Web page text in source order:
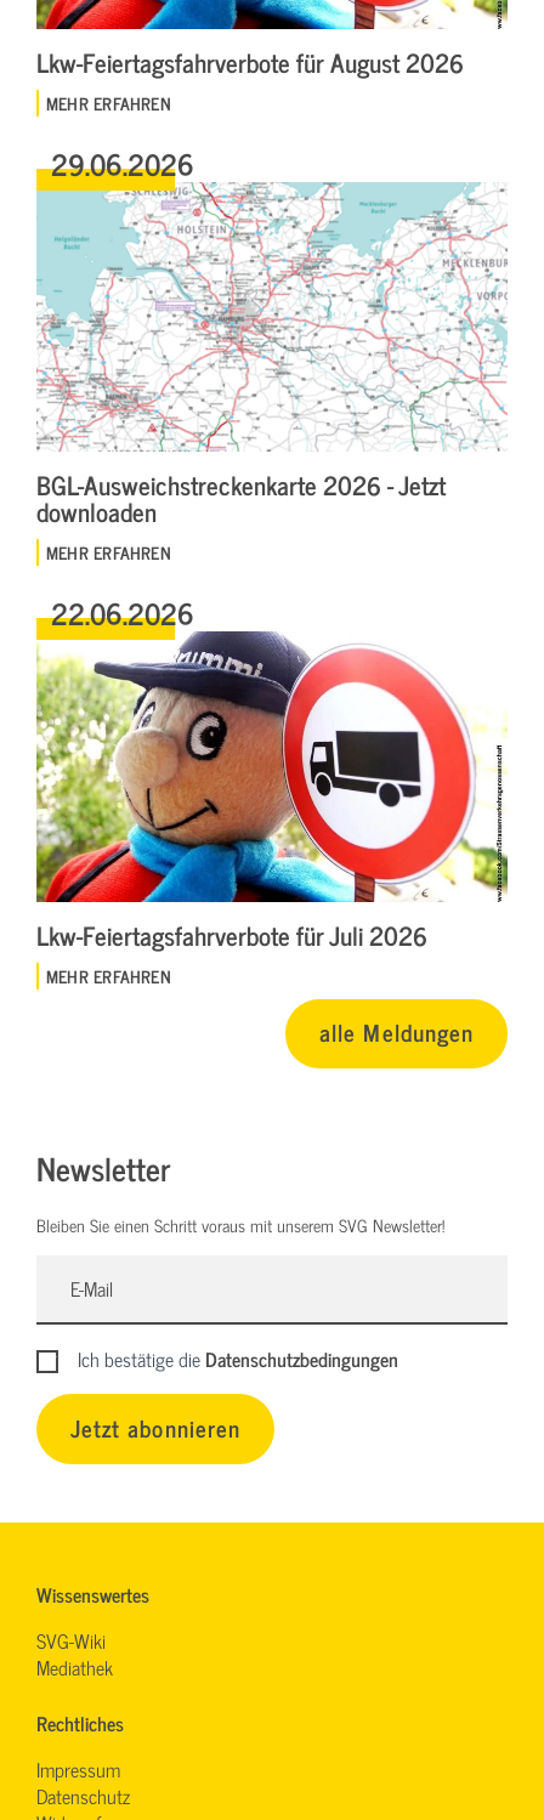
Lkw-Feiertagsfahrverbote für August 2026
MEHR ERFAHREN
29.06.2026
BGL-Ausweichstreckenkarte 2026 - Jetzt
downloaden
MEHR ERFAHREN
22.06.2026
Lkw-Feiertagsfahrverbote für Juli 2026
MEHR ERFAHREN
alle Meldungen
Newsletter
Bleiben Sie einen Schritt voraus mit unserem SVG Newsletter!
Ich bestätige dieDatenschutzbedingungen
Jetzt abonnieren
Wissenswertes
SVG-Wiki
Mediathek
Rechtliches
Impressum
Datenschutz